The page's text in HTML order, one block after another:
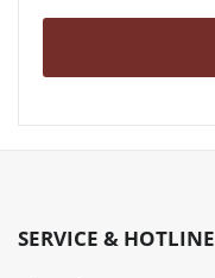
SERVICE & HOTLINE